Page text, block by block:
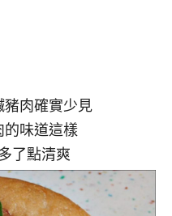
肉確實少見
的味道這樣
了點清爽